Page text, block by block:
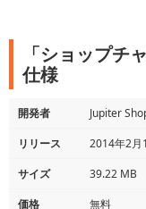
「ショップチ
仕様
開発者
Jupiter
リリース
2014年2月
サイズ
39.22 MB
価格
無料